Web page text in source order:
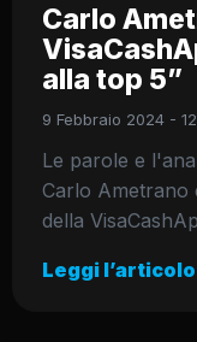
Carlo
alla top 5”
9 Febbraio 2024 -
Le parole e
Carlo Ametrano
della
Leggi